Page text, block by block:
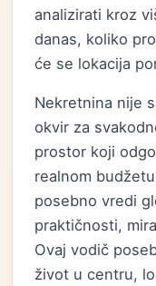
analizirati kroz
danas, koliko
će se lokacija
Nekretnina nije
okvir za
prostor koji
realnom
posebno vredi
praktičnosti,
Ovaj vodič
život u centru,